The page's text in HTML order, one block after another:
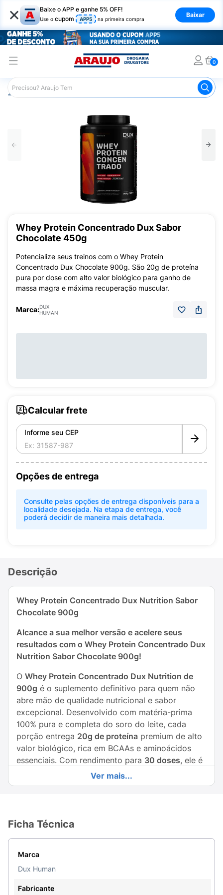
× Baixe o APP e ganhe 5% OFF!
Use o cupom APP5 na primeira compra
Baixar
0
Araujo Nutrição Saudável Suplementos Esportivos
Whey Protein Concentrado Dux Sabor
Chocolate 450g
Potencialize seus treinos com o Whey Protein
Concentrado Dux Chocolate 900g. São 20g de proteína
pura por dose com alto valor biológico para ganho de
massa magra e máxima recuperação muscular.
Marca:DUX
HUMAN
Calcular frete
Informe seu CEP
Opções de entrega
Consulte pelas opções de entrega disponíveis para a
localidade desejada. Na etapa de entrega, você
poderá decidir de maneira mais detalhada.
Descrição
Whey Protein Concentrado Dux Nutrition Sabor
Chocolate 900g
Alcance a sua melhor versão e acelere seus
resultados com o Whey Protein Concentrado Dux
Nutrition Sabor Chocolate 900g!
O Whey Protein Concentrado Dux Nutrition de
900g é o suplemento definitivo para quem não
abre mão de qualidade nutricional e sabor
excepcional. Desenvolvido com matéria-prima
100% pura e completa do soro do leite, cada
porção entrega 20g de proteína premium de alto
valor biológico, rica em BCAAs e aminoácidos
essenciais. Com rendimento para 30 doses, ele é
o parceiro ideal para garantir constância na sua
rotina de evolução.
solubilidade e fórmula de rápida absorção. Ele
age diretamente na reconstrução das fibras
musculares pós-treino, promovendo a síntese
proteica ideal para o ganho de massa magra,
muscular. Tudo isso com a garantia de pureza que
Ver mais...
Ficha Técnica
Marca
Dux Human
Fabricante